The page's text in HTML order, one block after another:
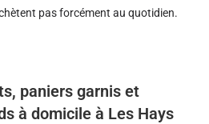
pas forcément au quotidien.
paniers garnis et
à domicile à Les Hays